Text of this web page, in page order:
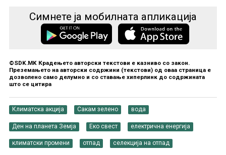
Симнете ја мобилната апликација
©SDK.MK Крадењето авторски текстови е казниво со закон.
Преземањето на авторски содржини (текстови) од оваа страница е
дозволено само делумно и со ставање хиперлинк до содржината
што се цитира
Климатска акција Сакам зелено вода
Ден на планета Земја Еко свест електрична енергија
климатски промени отпад селекција на отпад